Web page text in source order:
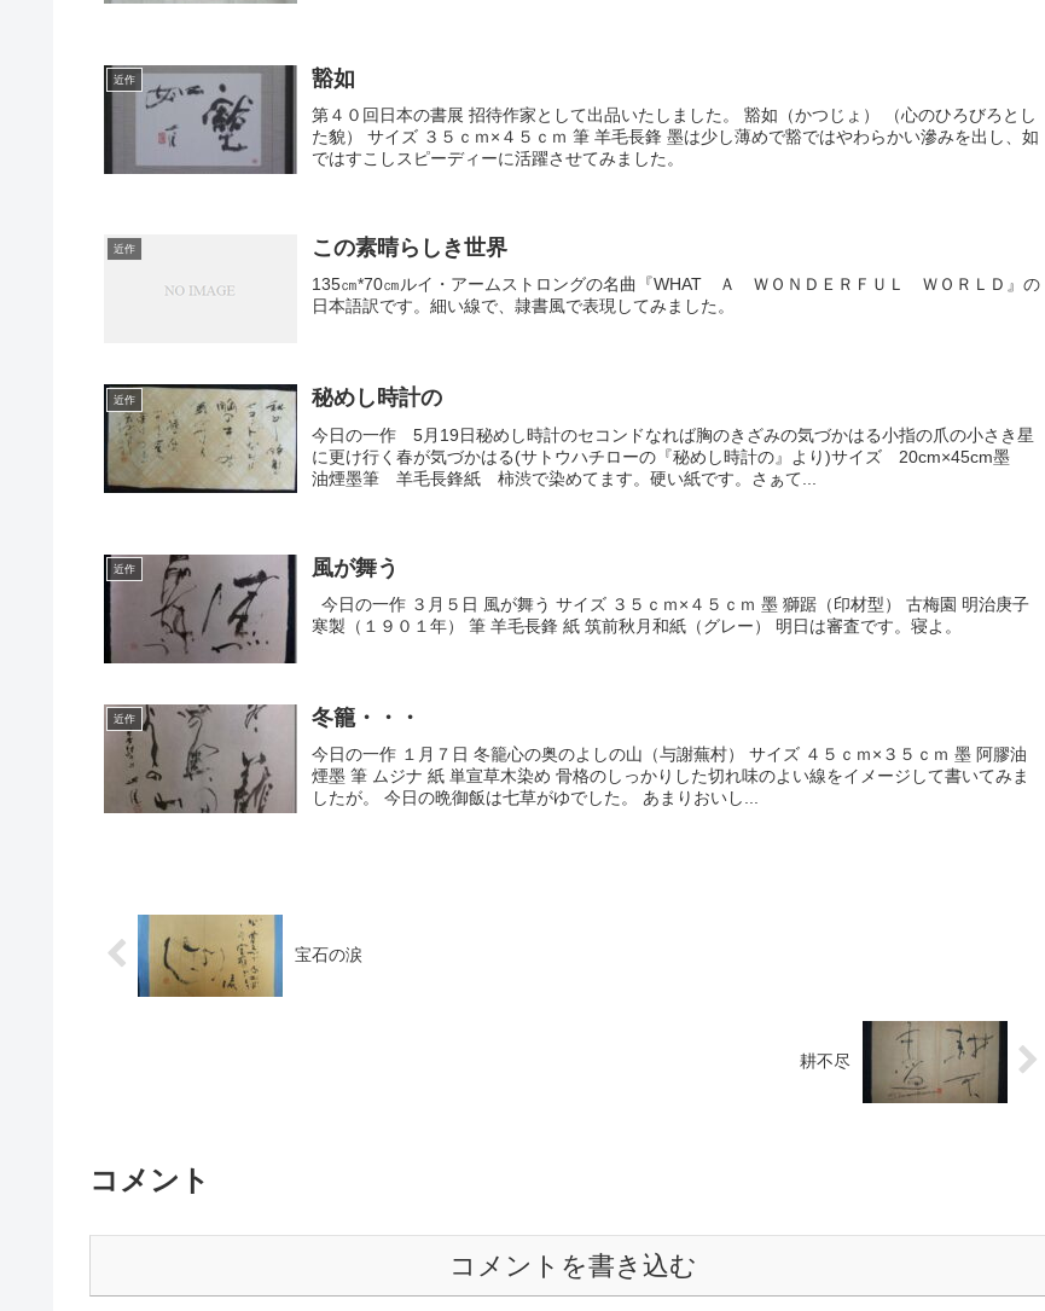
近作 豁如
第４０回日本の書展 招待作家として出品いたしました。 豁如（かつじょ） （心のひろびろとし
た貌） サイズ ３５ｃｍ×４５ｃｍ 筆 羊毛長鋒 墨は少し薄めで豁ではやわらかい滲みを出し、如
ではすこしスピーディーに活躍させてみました。
近作 この素晴らしき世界
135㎝*70㎝ルイ・アームストロングの名曲『WHAT Ａ ＷＯＮＤＥＲＦＵＬ ＷＯＲＬＤ』の
日本語訳です。細い線で、隷書風で表現してみました。
近作 秘めし時計の
今日の一作 5月19日秘めし時計のセコンドなれば胸のきざみの気づかはる小指の爪の小さき星
に更け行く春が気づかはる(サトウハチローの『秘めし時計の』より)サイズ 20cm×45cm墨
油煙墨筆 羊毛長鋒紙 柿渋で染めてます。硬い紙です。さぁて...
近作 風が舞う
今日の一作 ３月５日 風が舞う サイズ ３５ｃｍ×４５ｃｍ 墨 獅踞（印材型） 古梅園 明治庚子
寒製（１９０１年） 筆 羊毛長鋒 紙 筑前秋月和紙（グレー） 明日は審査です。寝よ。
近作 冬籠・・・
今日の一作 １月７日 冬籠心の奥のよしの山（与謝蕪村） サイズ ４５ｃｍ×３５ｃｍ 墨 阿膠油
煙墨 筆 ムジナ 紙 単宣草木染め 骨格のしっかりした切れ味のよい線をイメージして書いてみま
したが。 今日の晩御飯は七草がゆでした。 あまりおいし...
宝石の涙
耕不尽
コメント
コメントを書き込む